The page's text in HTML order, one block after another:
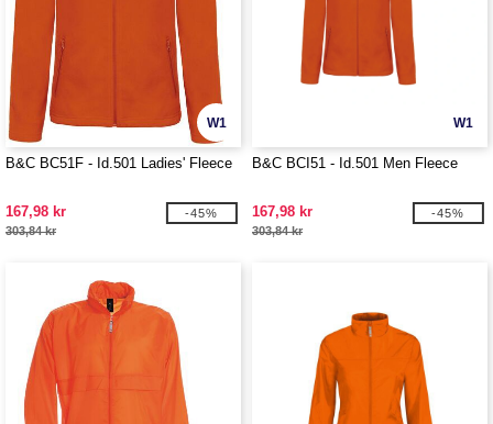
W1
B&C BC51F - Id.501 Ladies' Fleece
167,98 kr
303,84 kr
-45%
W1
B&C BCI51 - Id.501 Men Fleece
167,98 kr
303,84 kr
-45%